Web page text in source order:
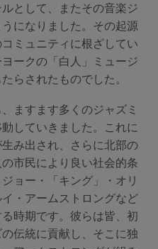
として、またその音楽ジ
になりました。その起源
ミュニティに根ざしてい
ークの「白人」ミュージ
らされたものでした。
ますます多くのジャズミ
していきました。これに
み出され、さらに北部の
市民により良い社会的条
ョー・「キング」・オリ
・アームストロングなど
時期です。彼らは皆、初
伝統に貢献し、そこに独